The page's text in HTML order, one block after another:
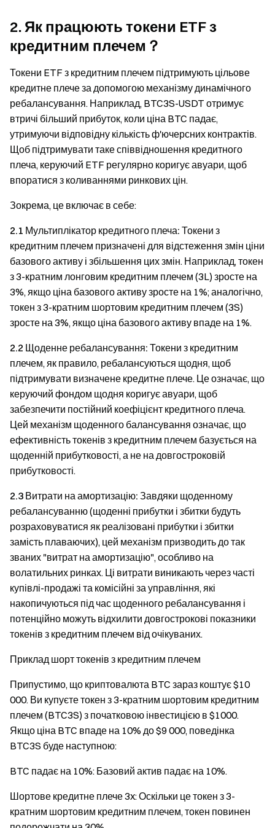
2. Як працюють токени ETF з
кредитним плечем？
Токени ETF з кредитним плечем підтримують цільове
кредитне плече за допомогою механізму динамічного
ребалансування. Наприклад, BTC3S-USDT отримує
втричі більший прибуток, коли ціна BTC падає,
утримуючи відповідну кількість ф'ючерсних контрактів.
Щоб підтримувати таке співвідношення кредитного
плеча, керуючий ETF регулярно коригує авуари, щоб
впоратися з коливаннями ринкових цін.
Зокрема, це включає в себе:
2.1 Мультиплікатор кредитного плеча: Токени з
кредитним плечем призначені для відстеження змін ціни
базового активу і збільшення цих змін. Наприклад, токен
з 3-кратним лонговим кредитним плечем (3L) зросте на
3%, якщо ціна базового активу зросте на 1%; аналогічно,
токен з 3-кратним шортовим кредитним плечем (3S)
зросте на 3%, якщо ціна базового активу впаде на 1%.
2.2 Щоденне ребалансування: Токени з кредитним
плечем, як правило, ребалансуються щодня, щоб
підтримувати визначене кредитне плече. Це означає, що
керуючий фондом щодня коригує авуари, щоб
забезпечити постійний коефіцієнт кредитного плеча.
Цей механізм щоденного балансування означає, що
ефективність токенів з кредитним плечем базується на
щоденній прибутковості, а не на довгостроковій
прибутковості.
2.3 Витрати на амортизацію: Завдяки щоденному
ребалансуванню (щоденні прибутки і збитки будуть
розраховуватися як реалізовані прибутки і збитки
замість плаваючих), цей механізм призводить до так
званих "витрат на амортизацію", особливо на
волатильних ринках. Ці витрати виникають через часті
купівлі-продажі та комісійні за управління, які
накопичуються під час щоденного ребалансування і
потенційно можуть відхилити довгострокові показники
токенів з кредитним плечем від очікуваних.
Приклад шорт токенів з кредитним плечем
Припустимо, що криптовалюта BTC зараз коштує $10
000. Ви купуєте токен з 3-кратним шортовим кредитним
плечем (BTC3S) з початковою інвестицією в $1000.
Якщо ціна BTC впаде на 10% до $9 000, поведінка
BTC3S буде наступною:
BTC падає на 10%: Базовий актив падає на 10%.
Шортове кредитне плече 3x: Оскільки це токен з 3-
кратним шортовим кредитним плечем, токен повинен